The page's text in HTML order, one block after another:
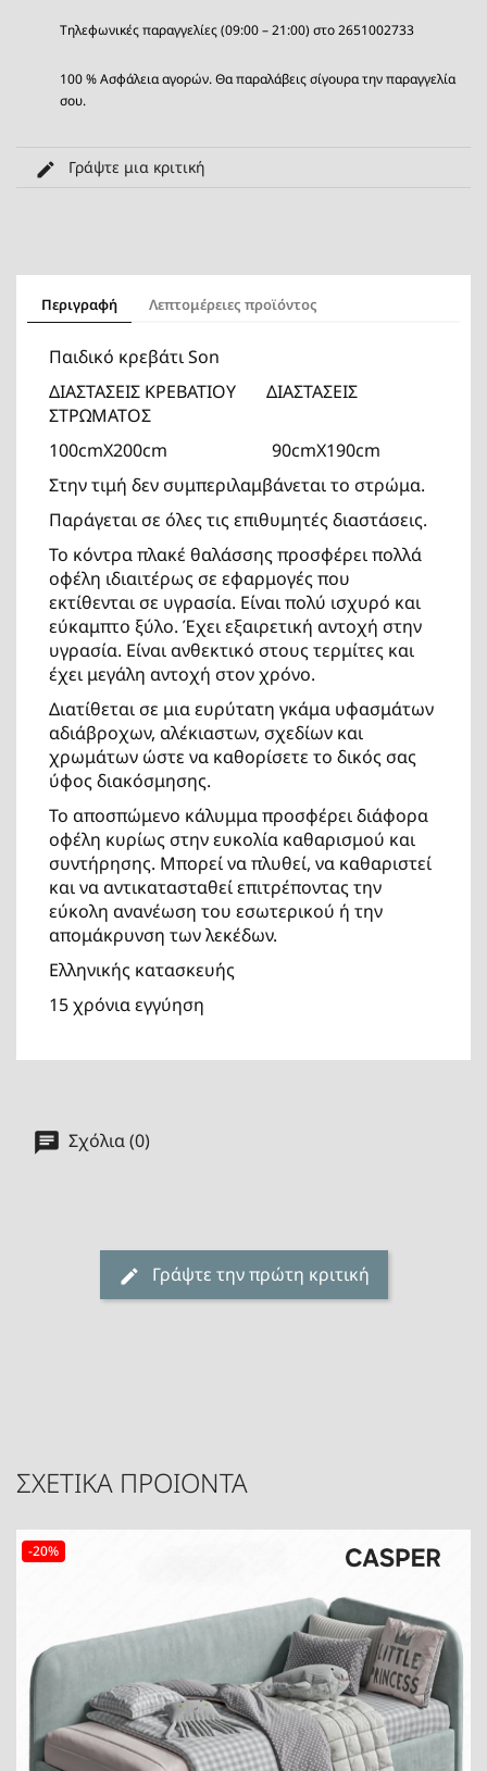
Τηλεφωνικές παραγγελίες (09:00 – 21:00) στο 2651002733
100 % Ασφάλεια αγορών. Θα παραλάβεις σίγουρα την παραγγελία
σου.
Γράψτε μια κριτική
Περιγραφή Λεπτομέρειες προϊόντος
Παιδικό κρεβάτι Son
ΔΙΑΣΤΑΣΕΙΣ ΚΡΕΒΑΤΙΟΥ ΔΙΑΣΤΑΣΕΙΣ
ΣΤΡΩΜΑΤΟΣ
100cmΧ200cm 90cmX190cm
Στην τιμή δεν συμπεριλαμβάνεται το στρώμα.
Παράγεται σε όλες τις επιθυμητές διαστάσεις.
Το κόντρα πλακέ θαλάσσης προσφέρει πολλά
οφέλη ιδιαιτέρως σε εφαρμογές που
εκτίθενται σε υγρασία. Είναι πολύ ισχυρό και
εύκαμπτο ξύλο. Έχει εξαιρετική αντοχή στην
υγρασία. Είναι ανθεκτικό στους τερμίτες και
έχει μεγάλη αντοχή στον χρόνο.
Διατίθεται σε μια ευρύτατη γκάμα υφασμάτων
αδιάβροχων, αλέκιαστων, σχεδίων και
χρωμάτων ώστε να καθορίσετε το δικός σας
ύφος διακόσμησης.
To αποσπώμενο κάλυμμα προσφέρει διάφορα
οφέλη κυρίως στην ευκολία καθαρισμού και
συντήρησης. Μπορεί να πλυθεί, να καθαριστεί
και να αντικατασταθεί επιτρέποντας την
εύκολη ανανέωση του εσωτερικού ή την
απομάκρυνση των λεκέδων.
Ελληνικής κατασκευής
15 χρόνια εγγύηση
Σχόλια (0)
Γράψτε την πρώτη κριτική
ΣΧΕΤΙΚΑ ΠΡΟΙΟΝΤΑ
-20%